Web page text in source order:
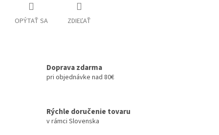
OPÝTAŤ SA ZDIEĽAŤ
Doprava zdarma
pri objednávke nad 80€
Rýchle doručenie tovaru
v rámci Slovenska